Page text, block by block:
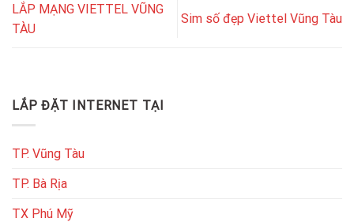
LẮP MẠNG VIETTEL VŨNG
TÀU
Sim số đẹp Viettel Vũng Tàu
LẮP ĐẶT INTERNET TẠI
TP. Vũng Tàu
TP. Bà Rịa
TX Phú Mỹ